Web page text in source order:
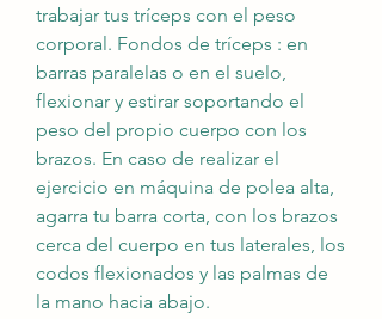
trabajar tus tríceps con el peso
corporal. Fondos de tríceps : en
barras paralelas o en el suelo,
flexionar y estirar soportando el
peso del propio cuerpo con los
brazos. En caso de realizar el
ejercicio en máquina de polea alta,
agarra tu barra corta, con los brazos
cerca del cuerpo en tus laterales, los
codos flexionados y las palmas de
la mano hacia abajo.